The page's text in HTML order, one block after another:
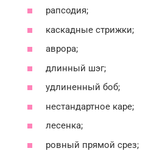
рапсодия;
каскадные стрижки;
аврора;
длинный шэг;
удлиненный боб;
нестандартное каре;
лесенка;
ровный прямой срез;